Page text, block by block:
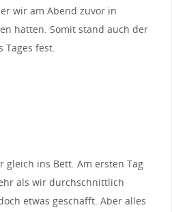
wir am Abend zuvor in
hatten. Somit stand auch der
Tages fest.
gleich ins Bett. Am ersten Tag
als wir durchschnittlich
etwas geschafft. Aber alles